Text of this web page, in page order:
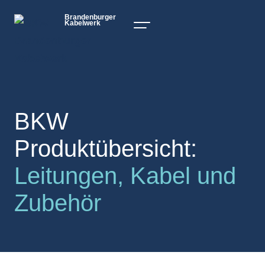
Brandenburger
Kabelwerk
BKW
Produktübersicht:
Leitungen, Kabel und
Zubehör